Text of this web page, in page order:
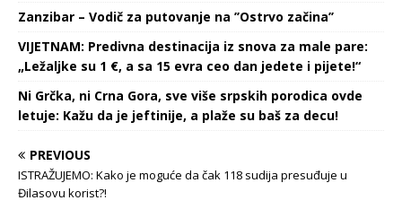
Zanzibar – Vodič za putovanje na ’’Ostrvo začina’’
VIJETNAM: Predivna destinacija iz snova za male pare:
„Ležaljke su 1 €, a sa 15 evra ceo dan jedete i pijete!“
Ni Grčka, ni Crna Gora, sve više srpskih porodica ovde
letuje: Kažu da je jeftinije, a plaže su baš za decu!
PREVIOUS
ISTRAŽUJEMO: Kako je moguće da čak 118 sudija presuđuje u
Đilasovu korist?!